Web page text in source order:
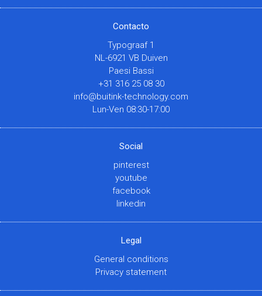
Contacto
Typograaf 1
NL-6921 VB Duiven
Paesi Bassi
+31 316 25 08 30
info@buitink-technology.com
Lun-Ven 08:30-17:00
Social
pinterest
youtube
facebook
linkedin
Legal
General conditions
Privacy statement